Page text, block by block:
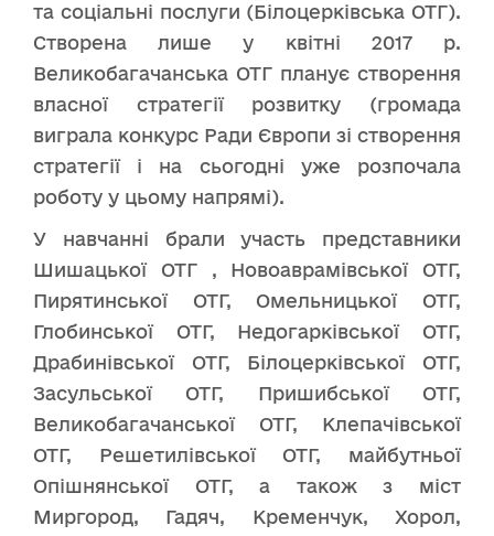
та соціальні послуги (Білоцерківська ОТГ).
Створена лише у квітні 2017 р.
Великобагачанська ОТГ планує створення
власної стратегії розвитку (громада
виграла конкурс Ради Європи зі створення
стратегії і на сьогодні уже розпочала
роботу у цьому напрямі).
У навчанні брали участь представники
Шишацької ОТГ , Новоаврамівської ОТГ,
Пирятинської ОТГ, Омельницької ОТГ,
Глобинської ОТГ, Недогарківської ОТГ,
Драбинівської ОТГ, Білоцерківської ОТГ,
Засульської ОТГ, Пришибської ОТГ,
Великобагачанської ОТГ, Клепачівської
ОТГ, Решетилівської ОТГ, майбутньої
Опішнянської ОТГ, а також з міст
Миргород, Гадяч, Кременчук, Хорол,